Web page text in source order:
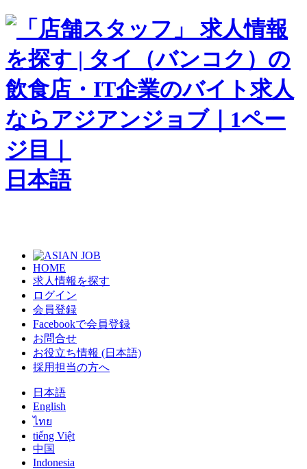
日本語
HOME
求人情報を探す
ログイン
会員登録
Facebookで会員登録
お問合せ
お役立ち情報 (日本語)
採用担当の方へ
日本語
English
ไทย
tiếng Việt
中国
Indonesia